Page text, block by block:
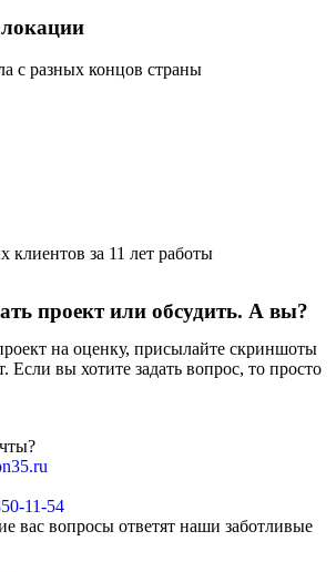
с разных концов страны
клиентов за 11 лет работы
проект или обсудить. А вы?
на оценку, присылайте скриншоты
Если вы хотите задать вопрос, то просто
11-54
вас вопросы ответят наши заботливые